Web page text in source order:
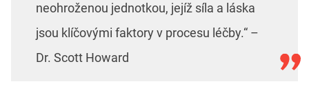
neohroženou jednotkou, jejíž síla a láska
jsou klíčovými faktory v procesu léčby.“ –
Dr. Scott Howard